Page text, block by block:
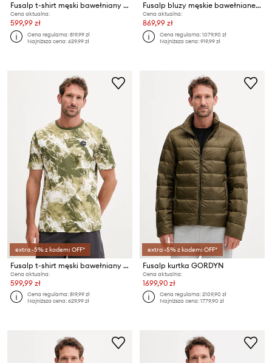
Fusalp t-shirt męski bawełniany TYLO SHIBO
Cena aktualna:
599,99 zł
Cena regularna:819,99 zł
Najniższa cena:629,99 zł
Fusalp bluzy męskie bawełniane PAOLICO
Cena aktualna:
869,99 zł
Cena regularna:1079,90 zł
Najniższa cena:919,99 zł
extra -5% z kodem: OFF*
Fusalp t-shirt męski bawełniany TYLO MOUNTAIN
Cena aktualna:
599,99 zł
Cena regularna:819,99 zł
Najniższa cena:629,99 zł
extra -5% z kodem: OFF*
Fusalp kurtka GORDYN
Cena aktualna:
1699,90 zł
Cena regularna:2109,90 zł
Najniższa cena:1779,90 zł